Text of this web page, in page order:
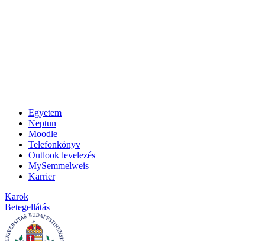
Egyetem
Neptun
Moodle
Telefonkönyv
Outlook levelezés
MySemmelweis
Karrier
Karok
Betegellátás